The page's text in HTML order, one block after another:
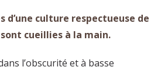
d’une culture respectueuse de
cueillies à la main.
l’obscurité et à basse